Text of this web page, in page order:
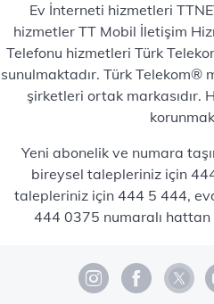
Ev İnterneti hizmetleri
hizmetler TT Mobil İletişim
Telefonu hizmetleri Türk
sunulmaktadır. Türk Telekom®
şirketleri ortak markasıdır.
Yeni abonelik ve numara
bireysel talepleriniz için
talepleriniz için 444 5 444,
444 0375 numaralı hattan